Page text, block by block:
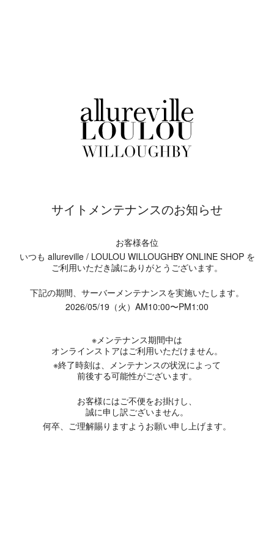
サイトメンテナンスのお知らせ
お客様各位
いつも allureville / LOULOU WILLOUGHBY ONLINE SHOP を
ご利用いただき誠にありがとうございます。
下記の期間、サーバーメンテナンスを実施いたします。
2026/05/19（火）AM10:00〜PM1:00
※メンテナンス期間中は
オンラインストアはご利用いただけません。
※終了時刻は、メンテナンスの状況によって
前後する可能性がございます。
お客様にはご不便をお掛けし、
誠に申し訳ございません。
何卒、ご理解賜りますようお願い申し上げます。